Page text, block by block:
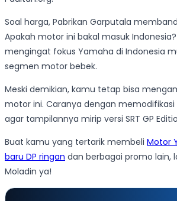
Soal harga, Pabrikan Garputala
Apakah motor ini bakal masuk
mengingat fokus Yamaha di Indonesia
segmen motor bebek.
Meski demikian, kamu tetap bisa
motor ini. Caranya dengan memodifikasi
agar tampilannya mirip versi SRT GP
Buat kamu yang tertarik membeli Motor
baru DP ringan dan berbagai promo lain,
Moladin ya!